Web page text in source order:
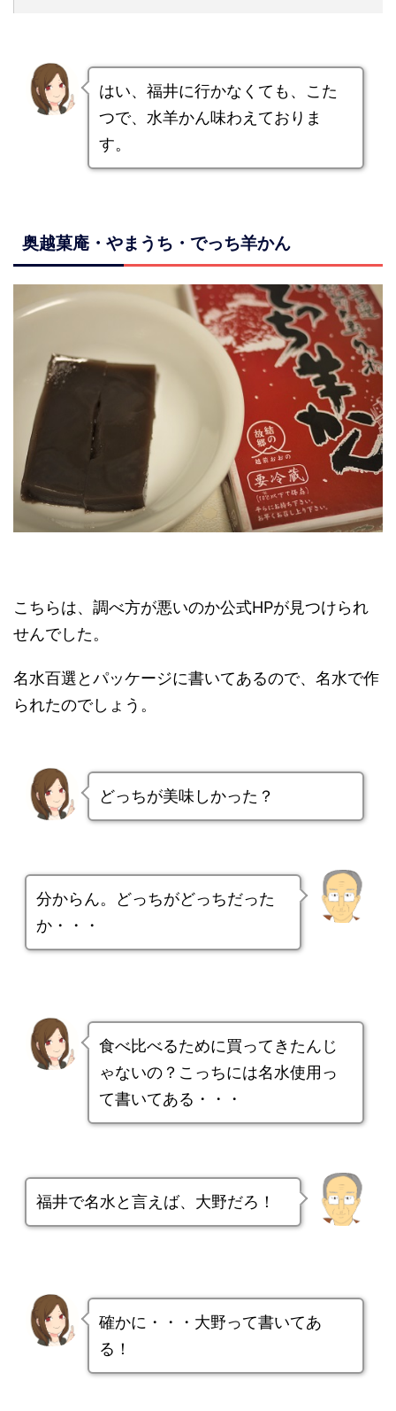
はい、福井に行かなくても、こた
つで、水羊かん味わえておりま
す。
奥越菓庵・やまうち・でっち羊かん
こちらは、調べ方が悪いのか公式HPが見つけられ
せんでした。
名水百選とパッケージに書いてあるので、名水で作
られたのでしょう。
どっちが美味しかった？
分からん。どっちがどっちだった
か・・・
食べ比べるために買ってきたんじ
ゃないの？こっちには名水使用っ
て書いてある・・・
福井で名水と言えば、大野だろ！
確かに・・・大野って書いてあ
る！